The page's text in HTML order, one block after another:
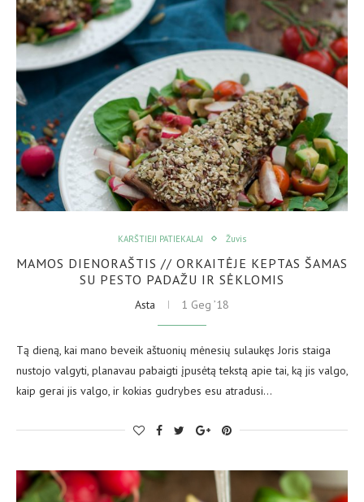
KARŠTIEJI PATIEKALAI Žuvis
MAMOS DIENORAŠTIS // ORKAITĖJE KEPTAS ŠAMAS
SU PESTO PADAŽU IR SĖKLOMIS
Asta 1 Geg ’18
Tą dieną, kai mano beveik aštuonių mėnesių sulaukęs Joris staiga
nustojo valgyti, planavau pabaigti įpusėtą tekstą apie tai, ką jis valgo,
kaip gerai jis valgo, ir kokias gudrybes esu atradusi…